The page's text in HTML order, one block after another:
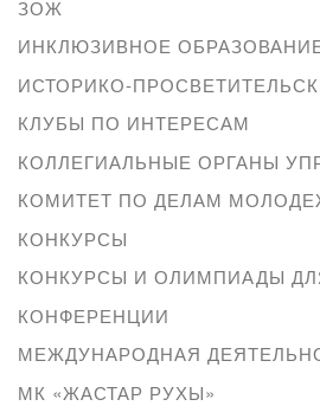
ЗОЖ
ИНКЛЮЗИВНОЕ
ИСТОРИКО-
КЛУБЫ ПО ИНТЕРЕСАМ
КОЛЛЕГИАЛЬНЫЕ ОРГАНЫ
КОМИТЕТ ПО ДЕЛАМ
КОНКУРСЫ
КОНКУРСЫ И ОЛИМПИАДЫ
КОНФЕРЕНЦИИ
МЕЖДУНАРОДНАЯ
МК «ЖАСТАР РУХЫ»